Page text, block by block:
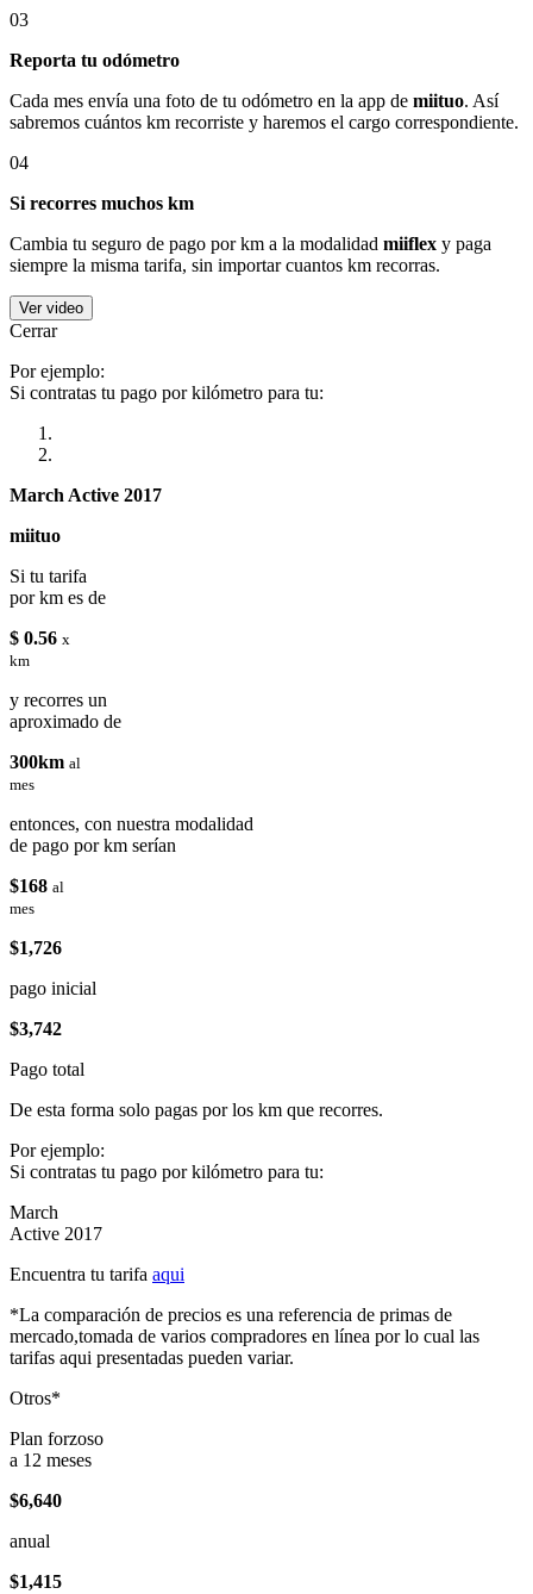
03
Reporta tu odómetro
Cada mes envía una foto de tu odómetro en la app de miituo. Así
sabremos cuántos km recorriste y haremos el cargo correspondiente.
04
Si recorres muchos km
Cambia tu seguro de pago por km a la modalidad miiflex y paga
siempre la misma tarifa, sin importar cuantos km recorras.
Ver video
Cerrar
Por ejemplo:
Si contratas tu pago por kilómetro para tu:
March Active 2017
miituo
Si tu tarifa
por km es de
$ 0.56 x
km
y recorres un
aproximado de
300km al
mes
entonces, con nuestra modalidad
de pago por km serían
$168 al
mes
$1,726
pago inicial
$3,742
Pago total
De esta forma solo pagas por los km que recorres.
Por ejemplo:
Si contratas tu pago por kilómetro para tu:
March
Active 2017
Encuentra tu tarifa aqui
*La comparación de precios es una referencia de primas de
mercado,tomada de varios compradores en línea por lo cual las
tarifas aqui presentadas pueden variar.
Otros*
Plan forzoso
a 12 meses
$6,640
anual
$1,415